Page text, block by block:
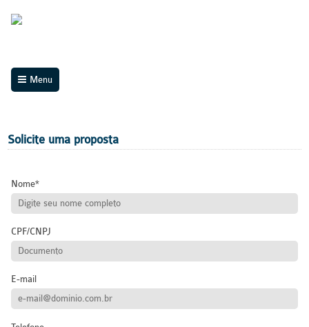
Menu
Solicite uma proposta
Nome
CPF/CNPJ
E-mail